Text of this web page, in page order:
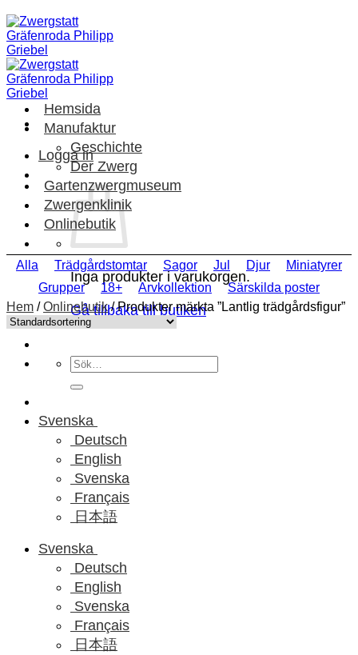
Skip
to
content
Logga in
Inga produkter i varukorgen.
Gå tillbaka till butiken
Sök
efter:
Svenska
Deutsch
English
Svenska
Français
日本語
Svenska
Deutsch
English
Svenska
Français
日本語
Hemsida
Manufaktur
Geschichte
Der Zwerg
Gartenzwergmuseum
Zwergenklinik
Onlinebutik
Alla Trädgårdstomtar Sagor Jul Djur
Miniatyrer
Grupper
18+ Arvkollektion
Särskilda poster
Hem / Onlinebutik /Produkter märkta ”Lantlig trädgårdsfigur”